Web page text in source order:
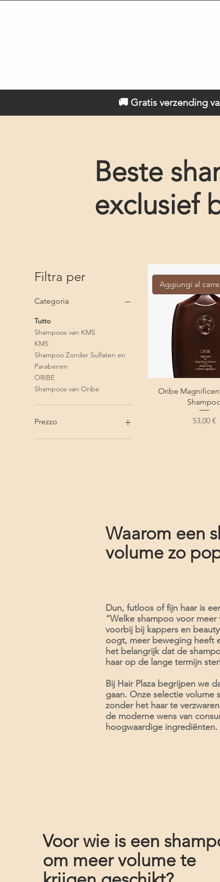
🚚 Gratis verzending
Beste
exclusief
Filtra per
Categoria
Tutto
Shampoos van KMS
KMS
Shampoo Zonder Sulfaten en
Parabenen
ORIBE
Shampoos van Oribe
Prezzo
Aggiungi al
Oribe
Prezzo
53,00 €
Waarom een
volume zo
Dun, futloos of fijn haar is
“Welke shampoo voor
voorbij bij kappers en
oogt, meer beweging heeft
het belangrijk dat de
haar op de lange termijn
Bij Hair Plaza begrijpen we
gaan. Onze selectie
zonder het haar te
de moderne wens van
hoogwaardige ingrediënten.
Voor wie is een
om meer volume te